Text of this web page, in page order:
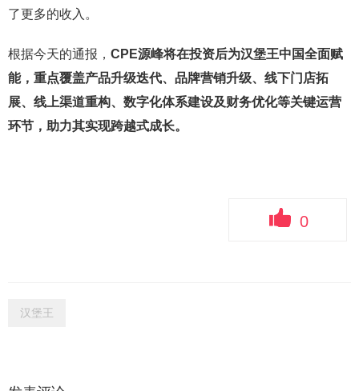
了更多的收入。
根据今天的通报， CPE源峰将在投资后为汉堡王中国全面赋
能，重点覆盖产品升级迭代、品牌营销升级、线下门店拓
展、线上渠道重构、数字化体系建设及财务优化等关键运营
环节，助力其实现跨越式成长。
0
汉堡王